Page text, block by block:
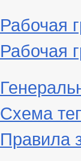
Рабочая
Рабочая
Схема
Правила